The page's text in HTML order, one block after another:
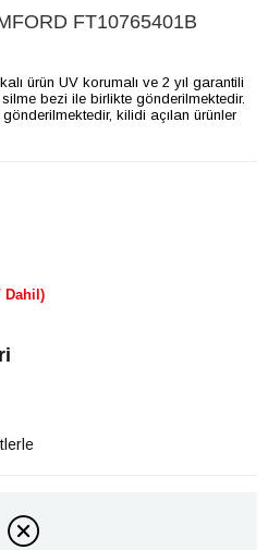
FT10765401B
ürün UV korumalı ve 2 yıl garantili
bezi ile birlikte gönderilmektedir.
kilidi açılan ürünler
Dahil)